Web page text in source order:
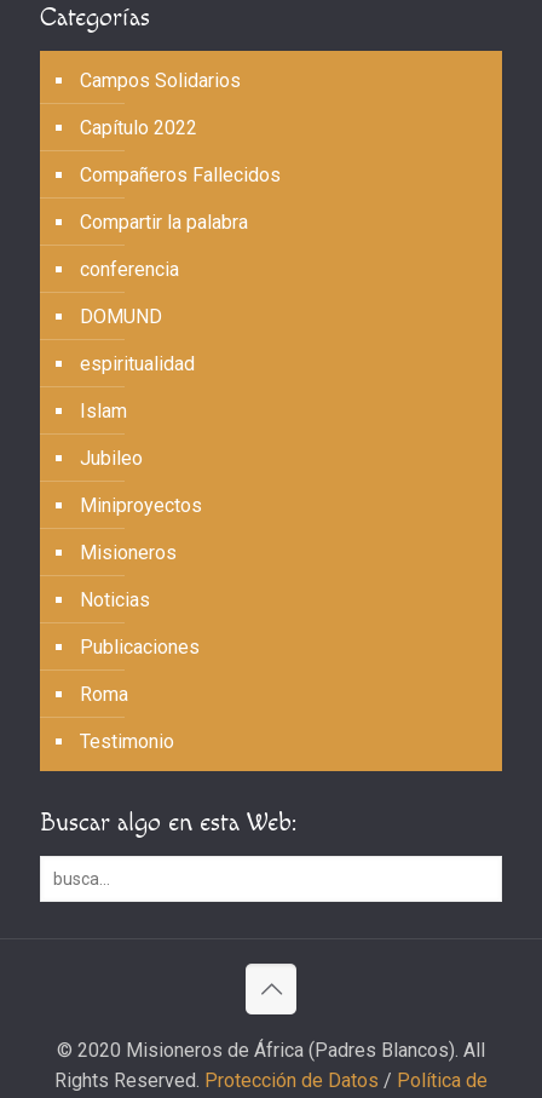
Categorías
Campos Solidarios
Capítulo 2022
Compañeros Fallecidos
Compartir la palabra
conferencia
DOMUND
espiritualidad
Islam
Jubileo
Miniproyectos
Misioneros
Noticias
Publicaciones
Roma
Testimonio
Buscar algo en esta Web:
© 2020 Misioneros de África (Padres Blancos). All
Rights Reserved. Protección de Datos / Política de